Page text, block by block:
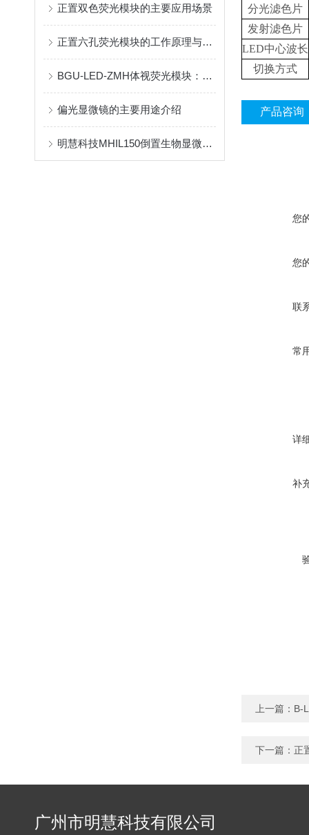
正置双色荧光模块的主要应用场景
正置六孔荧光模块的工作原理与应用范围
BGU-LED-ZMH体视荧光模块：解锁体视显微镜荧光升级新方案
偏光显微镜的主要用途介绍
明慧科技MHIL150倒置生物显微镜落地大学、医院、生物医药企业等
分光滤色片
发射滤色片
LED中心波长
切换方式
产品咨询
您
您
联
常
详
补
上一篇： B-
下一篇： 正
广州市明慧科技有限公司